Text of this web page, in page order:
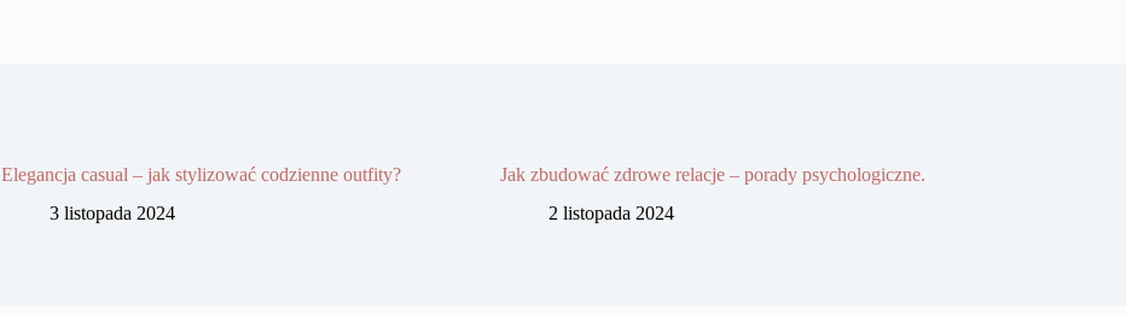
Elegancja casual – jak stylizować codzienne outfity?
3 listopada 2024
Jak zbudować zdrowe relacje – porady psychologiczne.
2 listopada 2024